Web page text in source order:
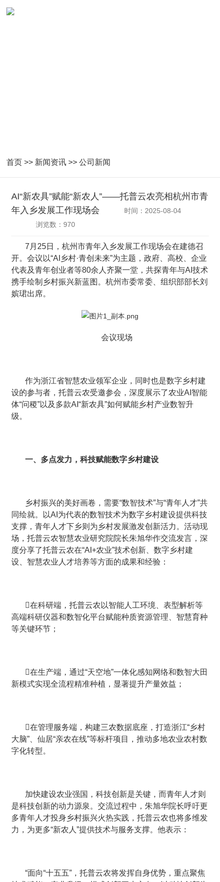
首页 >> 新闻资讯 >>公司新闻
AI“新农具”赋能“新农人”——托普云农亮相杭州市青
年入乡发展工作现场会
时间：2025-08-04
浏览数：970
7月25日，杭州市青年入乡发展工作现场会在建德召
开。会议以“AI乡村·青创未来”为主题，政府、高校、企业
代表及青年创业者等80余人齐聚一堂，共探青年与AI技术
携手绘制乡村振兴新蓝图。杭州市委常委、组织部部长刘
嫔珺出席。
会议现场
作为浙江省智慧农业领军企业，同时也是数字乡村建
设的参与者，托普云农受邀参会，深度展示了农业AI智能
体“问稷”以及多款AI“新农具”如何赋能乡村产业数智升
级。
一、多点发力，科技赋能数字乡村建设
乡村振兴的美好画卷，需要“数智技术”与“青年人才”共
同绘就。以AI为代表的数智技术为数字乡村建设提供科技
支撑，青年人才下乡则为乡村发展激发创新活力。活动现
场，托普云农智慧农业研究院院长朱旭华作交流发言，深
度分享了托普云农在“AI+农业”技术创新、数字乡村建
设、智慧农业人才培养等方面的成果和经验：
在科研端，托普云农以智能人工环境、表型解析等
高端科研仪器和数智化平台赋能种质资源管理、智慧育种
等关键环节；
在生产端，通过“天空地”一体化感知网络和数智大田
新模式实现全流程精准种植，显著提升产量效益；
在管理服务端，构建三农数据底座，打造浙江“乡村
大脑”、仙居“亲农在线”等标杆项目，推动多地农业农村数
字化转型。
加快建设农业强国，科技创新是关键，而青年人才则
是科技创新的动力源泉。交流过程中，朱旭华院长呼吁更
多青年人才投身乡村振兴火热实践，托普云农也将多维发
力，为更多“新农人”提供技术与服务支撑。他表示：
“面向“十五五”，托普云农将发挥自身优势，重点聚焦